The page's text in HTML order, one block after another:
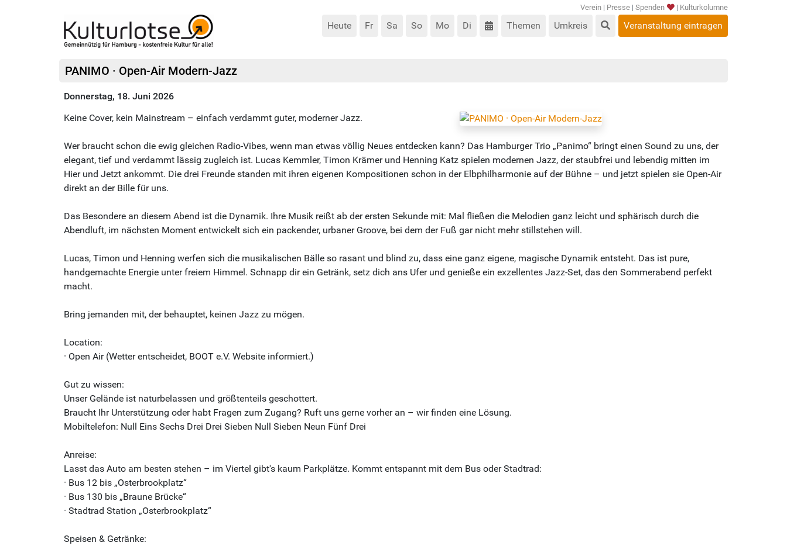
Verein | Presse | Spenden | Kulturkolumne
Heute Fr Sa So Mo Di Themen Umkreis Veranstaltung eintragen
PANIMO · Open-Air Modern-Jazz
Donnerstag, 18. Juni 2026
Keine Cover, kein Mainstream – einfach verdammt guter, moderner Jazz.
Wer braucht schon die ewig gleichen Radio-Vibes, wenn man etwas völlig Neues entdecken kann? Das Hamburger Trio „Panimo“ bringt einen Sound zu uns, der
elegant, tief und verdammt lässig zugleich ist. Lucas Kemmler, Timon Krämer und Henning Katz spielen modernen Jazz, der staubfrei und lebendig mitten im
Hier und Jetzt ankommt. Die drei Freunde standen mit ihren eigenen Kompositionen schon in der Elbphilharmonie auf der Bühne – und jetzt spielen sie Open-Air
direkt an der Bille für uns.
Das Besondere an diesem Abend ist die Dynamik. Ihre Musik reißt ab der ersten Sekunde mit: Mal fließen die Melodien ganz leicht und sphärisch durch die
Abendluft, im nächsten Moment entwickelt sich ein packender, urbaner Groove, bei dem der Fuß gar nicht mehr stillstehen will.
Lucas, Timon und Henning werfen sich die musikalischen Bälle so rasant und blind zu, dass eine ganz eigene, magische Dynamik entsteht. Das ist pure,
handgemachte Energie unter freiem Himmel. Schnapp dir ein Getränk, setz dich ans Ufer und genieße ein exzellentes Jazz-Set, das den Sommerabend perfekt
macht.
Bring jemanden mit, der behauptet, keinen Jazz zu mögen.
Location:
· Open Air (Wetter entscheidet, BOOT e.V. Website informiert.)
Gut zu wissen:
Unser Gelände ist naturbelassen und größtenteils geschottert.
Braucht Ihr Unterstützung oder habt Fragen zum Zugang? Ruft uns gerne vorher an – wir finden eine Lösung.
Mobiltelefon: Null Eins Sechs Drei Drei Sieben Null Sieben Neun Fünf Drei
Anreise:
Lasst das Auto am besten stehen – im Viertel gibt's kaum Parkplätze. Kommt entspannt mit dem Bus oder Stadtrad:
· Bus 12 bis „Osterbrookplatz“
· Bus 130 bis „Braune Brücke“
· Stadtrad Station „Osterbrookplatz“
Speisen & Getränke: